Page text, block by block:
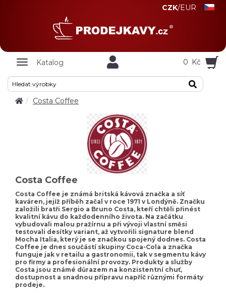
CZK/EUR
Zobrazit
Katalog 0 Kč
Costa Coffee
Costa Coffee
Costa Coffee je známá britská kávová značka a síť
kaváren, jejíž příběh začal v roce 1971 v Londýně. Značku
založili bratři Sergio a Bruno Costa, kteří chtěli přinést
kvalitní kávu do každodenního života. Na začátku
vybudovali malou pražírnu a při vývoji vlastní směsi
testovali desítky variant, až vytvořili signature blend
Mocha Italia, který je se značkou spojený dodnes. Costa
Coffee je dnes součástí skupiny Coca-Cola a značka
funguje jak v retailu a gastronomii, tak v segmentu kávy
pro firmy a profesionální provozy. Produkty a služby
Costa jsou známé důrazem na konzistentní chuť,
dostupnost a snadnou přípravu napříč různými formáty
prodeje.